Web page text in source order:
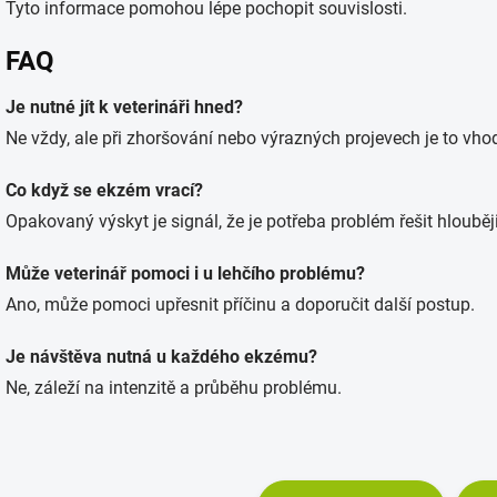
Tyto informace pomohou lépe pochopit souvislosti.
FAQ
Je nutné jít k veterináři hned?
Ne vždy, ale při zhoršování nebo výrazných projevech je to
Co když se ekzém vrací?
Opakovaný výskyt je signál, že je potřeba problém řešit
Může veterinář pomoci i u lehčího problému?
Ano, může pomoci upřesnit příčinu a doporučit další postup.
Je návštěva nutná u každého ekzému?
Ne, záleží na intenzitě a průběhu problému.